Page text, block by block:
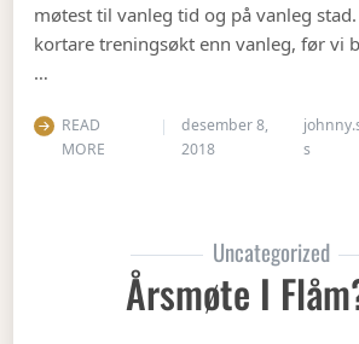
møtest til vanleg tid og på vanleg
kortare treningsøkt enn vanleg, før vi
…
READ
MORE
desember 8,
2018
s
Uncategorized
Årsmøte I